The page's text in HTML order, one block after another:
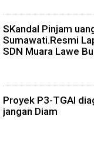
SKandal Pinjam
Sumawati.Resmi
SDN Muara Lawe
Proyek P3-TGAI
jangan Diam